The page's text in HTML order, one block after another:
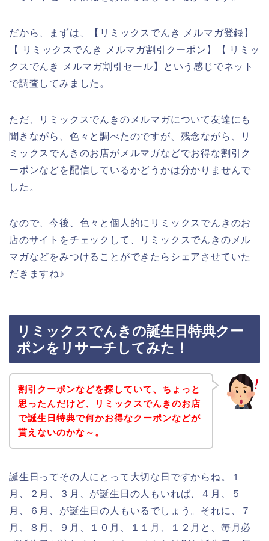
だから、まずは、【リミックスでんき メルマガ登録】
【 リミックスでんき メルマガ割引クーポン】【 リミッ
クスでんき メルマガ割引セール】という感じでネット
で調査してみました。
ただ、リミックスでんきのメルマガについて友達にも
聞きながら、色々と調べたのですが、残念ながら、リ
ミックスでんきのお店がメルマガなどでお得な割引ク
ーポンなどを配信しているかどうかは分かりませんで
した。
なので、今後、色々と個人的にリミックスでんきのお
店のサイトをチェックして、リミックスでんきのメル
マガなどをみつけることができたらシェアさせていた
だきますね♪
リミックスでんきの誕生日特典クー
ポンをリサーチしてみた！
割引クーポンなどを探していて、ちょっと
思ったんだけど、リミックスでんきのお店
で誕生日特典で何かお得なクーポンなどが
貰えないのかな～。
誕生日ってその人にとって大切な日ですからね。１
月、２月、３月、が誕生日の人もいれば、４月、５
月、６月、が誕生日の人もいるでしょう。それに、７
月、８月、９月、１０月、１１月、１２月と、毎月必